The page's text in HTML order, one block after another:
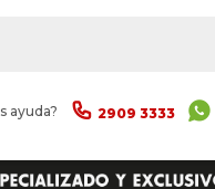
ayuda? 2909 3333